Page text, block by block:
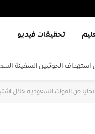
تحقيقات فيديو
استهداف الحوثيين السفينة
من القوات السعودية خلال